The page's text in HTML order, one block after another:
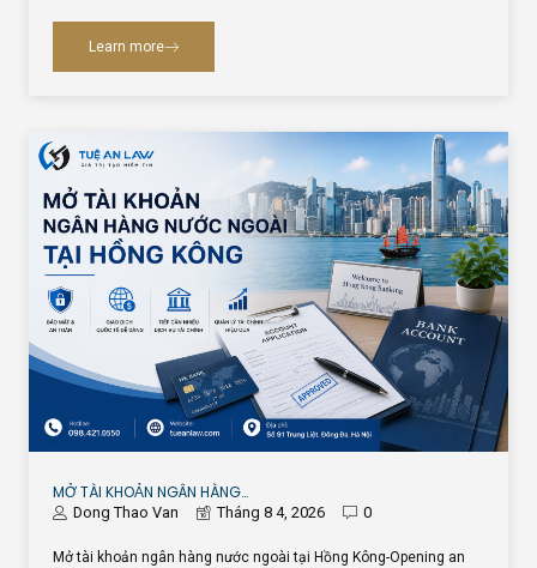
Learn more
MỞ TÀI KHOẢN NGÂN HÀNG…
Dong Thao Van Tháng 8 4, 2026 0
Mở tài khoản ngân hàng nước ngoài tại Hồng Kông-Opening an